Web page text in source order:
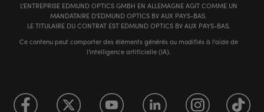
L'ENTREPRISE EDMUND OPTICS GMBH EN ALLEMAGNE AGIT COMME UN
MANDATAIRE D'EDMUND OPTICS BV AUX PAYS-BAS.
LE TITULAIRE DU CONTRAT EST EDMUND OPTICS BV AUX PAYS-BAS.
Ce contenu peut comporter des éléments générés ou modifiés à l'aide de
l'intelligence artificielle (IA).